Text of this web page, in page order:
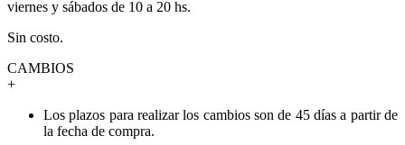
viernes y sábados de 10 a 20 hs.
Sin costo.
CAMBIOS
+
Los plazos para realizar los cambios son de 45 días a partir de
la fecha de compra.